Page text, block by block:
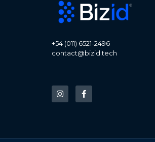
+54 (011) 6521-2496
contact@bizid.tech